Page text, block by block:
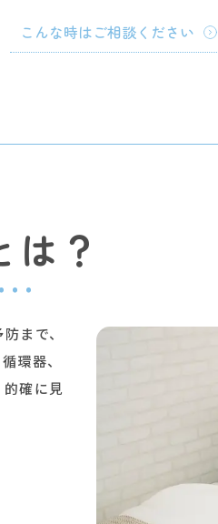
こんな時はご相談ください
は？
まで、
環器、
確に見